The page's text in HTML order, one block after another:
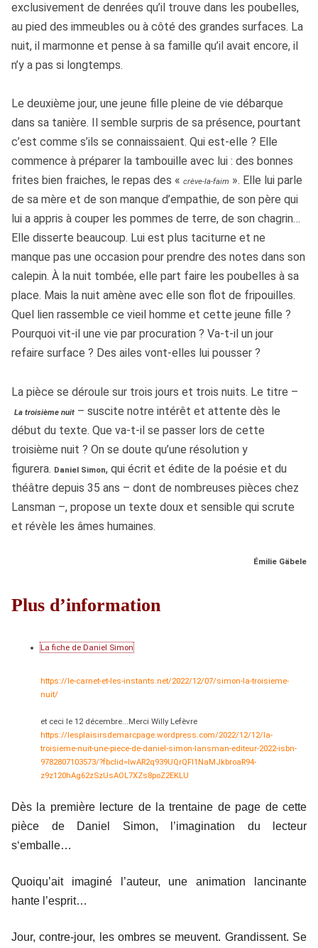
exclusivement de denrées qu’il trouve dans les poubelles,
au pied des immeubles ou à côté des grandes surfaces. La
nuit, il marmonne et pense à sa famille qu’il avait encore, il
n’y a pas si longtemps.
Le deuxième jour, une jeune fille pleine de vie débarque
dans sa tanière. Il semble surpris de sa présence, pourtant
c’est comme s’ils se connaissaient. Qui est-elle ? Elle
commence à préparer la tambouille avec lui : des bonnes
frites bien fraiches, le repas des « crève-la-faim ». Elle lui parle
de sa mère et de son manque d’empathie, de son père qui
lui a appris à couper les pommes de terre, de son chagrin…
Elle disserte beaucoup. Lui est plus taciturne et ne
manque pas une occasion pour prendre des notes dans son
calepin. À la nuit tombée, elle part faire les poubelles à sa
place. Mais la nuit amène avec elle son flot de fripouilles.
Quel lien rassemble ce vieil homme et cette jeune fille ?
Pourquoi vit-il une vie par procuration ? Va-t-il un jour
refaire surface ? Des ailes vont-elles lui pousser ?
La pièce se déroule sur trois jours et trois nuits. Le titre –
La troisième nuit – suscite notre intérêt et attente dès le
début du texte. Que va-t-il se passer lors de cette
troisième nuit ? On se doute qu’une résolution y
figurera. Daniel Simon, qui écrit et édite de la poésie et du
théâtre depuis 35 ans – dont de nombreuses pièces chez
Lansman –, propose un texte doux et sensible qui scrute
et révèle les âmes humaines.
Émilie Gäbele
Plus d’information
La fiche de Daniel Simon
https://le-carnet-et-les-instants.net/2022/12/07/simon-la-troisieme-
nuit/
et ceci le 12 décembre...Merci Willy Lefèvre
https://lesplaisirsdemarcpage.wordpress.com/2022/12/12/la-
troisieme-nuit-une-piece-de-daniel-simon-lansman-editeur-2022-isbn-
9782807103573/?fbclid=IwAR2q939UQrQFI1NaMJkbroaR94-
z9z120hAg62zSzUsAOL7XZs8poZ2EKLU
Dès la première lecture de la trentaine de page de cette
pièce de Daniel Simon, l’imagination du lecteur
s‘emballe…
Quoiqu’ait imaginé l’auteur, une animation lancinante
hante l’esprit…
Jour, contre-jour, les ombres se meuvent. Grandissent. Se